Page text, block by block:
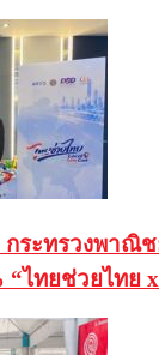
กระทรวงพาณิ
“ไทยช่วยไทย